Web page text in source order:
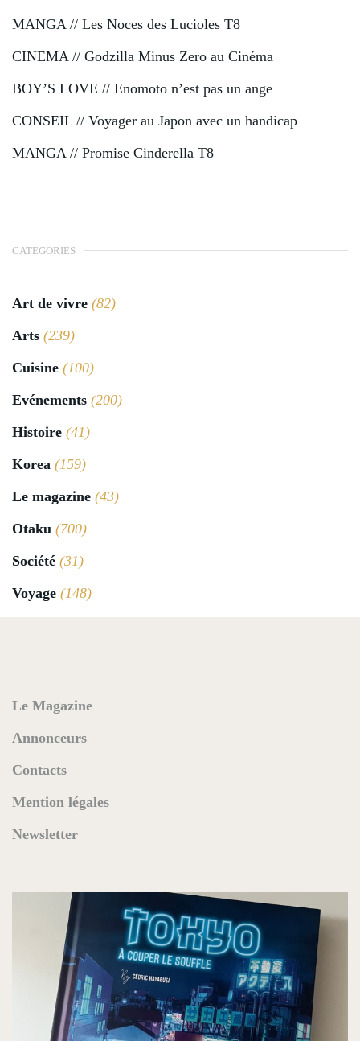
MANGA // Les Noces des Lucioles T8
CINEMA // Godzilla Minus Zero au Cinéma
BOY’S LOVE // Enomoto n’est pas un ange
CONSEIL // Voyager au Japon avec un handicap
MANGA // Promise Cinderella T8
CATÉGORIES
Art de vivre (82)
Arts (239)
Cuisine (100)
Evénements (200)
Histoire (41)
Korea (159)
Le magazine (43)
Otaku (700)
Société (31)
Voyage (148)
Le Magazine
Annonceurs
Contacts
Mention légales
Newsletter